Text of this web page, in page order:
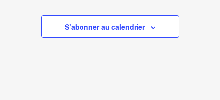
S’abonner au calendrier